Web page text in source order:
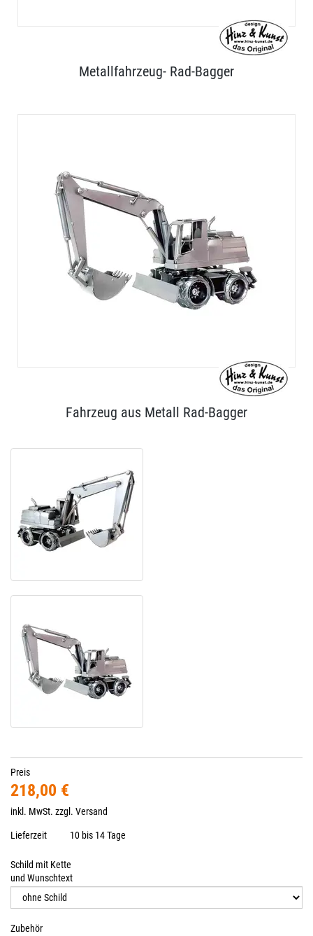
Metallfahrzeug- Rad-Bagger
Fahrzeug aus Metall Rad-Bagger
Preis
218,00 €
inkl. MwSt. zzgl. Versand
Lieferzeit 10 bis 14 Tage
Schild mit Kette
und Wunschtext
Zubehör